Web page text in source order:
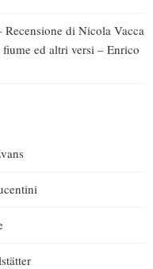
di Nicola Vacca
ed altri versi – Enrico